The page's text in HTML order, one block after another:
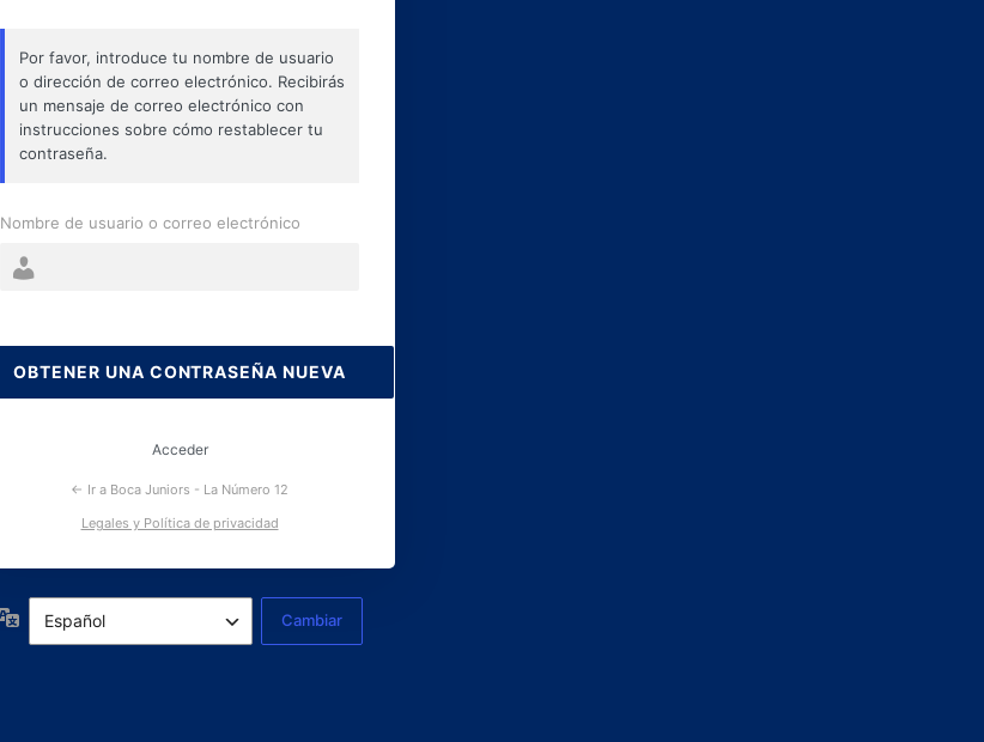
perdida
Por favor, introduce tu nombre de usuario
o dirección de correo electrónico. Recibirás
un mensaje de correo electrónico con
instrucciones sobre cómo restablecer tu
contraseña.
Nombre de usuario o correo electrónico
Acceder
← Ir a Boca Juniors - La Número 12
Legales y Política de privacidad
Idioma